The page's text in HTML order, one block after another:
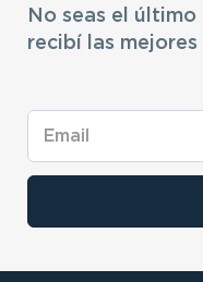
Neumático
No seas el
recibí las